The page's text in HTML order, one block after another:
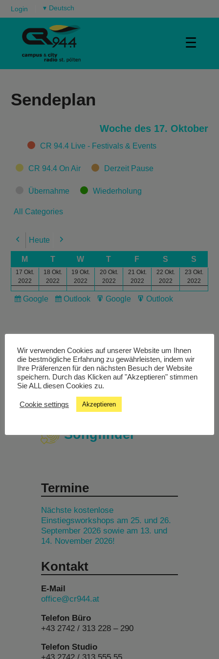
Login ▾
☰
Sendeplan
Woche des 17. Oktober
CategoriesCR 94.4 Live - Festivals & Events
CR 94.4 On Air Derzeit Pause
Übernahme Wiederholung
All Categories
Previous
Heute Next
M T W T F S S
17 Okt.
2022
18 Okt.
2022
19 Okt.
2022
20 Okt.
2022
21 Okt.
2022
22 Okt.
2022
23 Okt.
2022
Subscribe
Google
Subscribe
Outlook
Export
Google
Export
Outlook
Livestream
Studiochat
Songfinder
Termine
Nächste kostenlose
Einstiegsworkshops am 25. und 26.
September 2026 sowie am 13. und
14. November 2026!
Kontakt
E-Mail
office@cr944.at
Telefon Büro
+43 2742 / 313 228 – 290
Telefon Studio
+43 2742 / 313 555 55
Wir verwenden Cookies auf unserer Website um Ihnen
die bestmögliche Erfahrung zu gewährleisten, indem wir
Ihre Präferenzen für den nächsten Besuch der Website
speichern. Durch das Klicken auf "Akzeptieren" stimmen
Sie ALL diesen Cookies zu.
Cookie settings Akzeptieren